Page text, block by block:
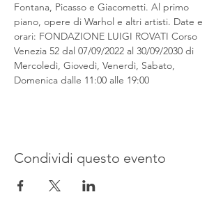
Fontana, Picasso e Giacometti. Al primo
piano, opere di Warhol e altri artisti. Date e
orari: FONDAZIONE LUIGI ROVATI Corso
Venezia 52 dal 07/09/2022 al 30/09/2030 di
Mercoledì, Giovedì, Venerdì, Sabato,
Domenica dalle 11:00 alle 19:00
Condividi questo evento